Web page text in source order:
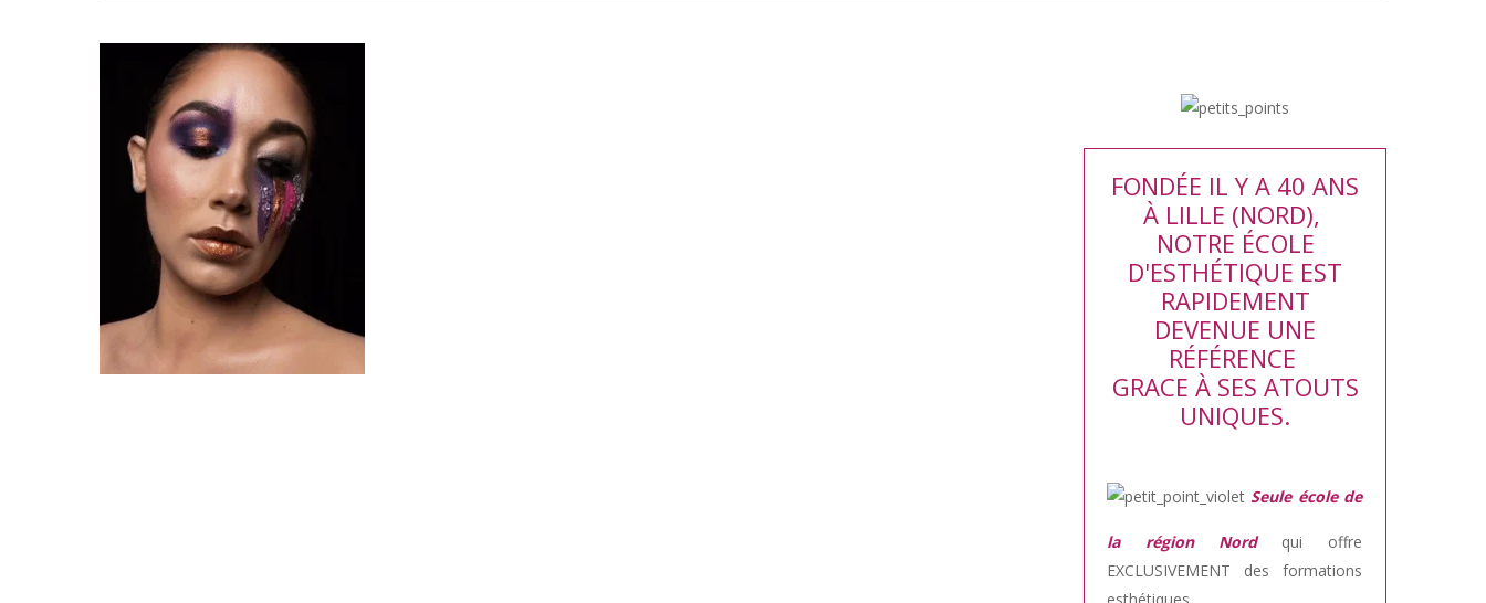
FONDÉE IL Y A 40 ANS
À LILLE (NORD),
NOTRE ÉCOLE
D'ESTHÉTIQUE EST
RAPIDEMENT
DEVENUE UNE
RÉFÉRENCE
GRACE À SES ATOUTS
UNIQUES.
Seule école de
la région Nord qui offre
EXCLUSIVEMENT des formations